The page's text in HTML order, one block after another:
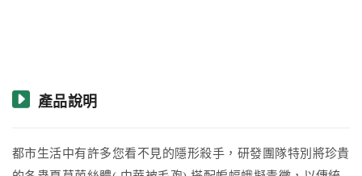
產品說明
都市生活中有許多您看不見的隱形殺手，研發團隊特別將珍貴